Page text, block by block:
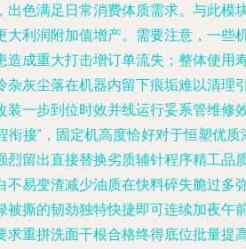
色满足日常消费体质需求。与此
利润附加值增产。需要注意，一
成重大打击增订单流失；整体使
灰尘落在机器内留下痕垢难以清
一步到位时效并线运行妥系管维
接”，固定机高度恰好对于恒塑优
留出直接替换劣质辅针程序精工
易变渣减少油质在快料碎失脆过
撕的韧劲独特快捷即可连续加夜
重拼洗面干根合格终得底位批量